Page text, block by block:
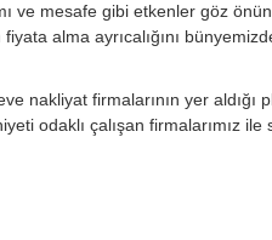
ve mesafe gibi etkenler göz
alma ayrıcalığını
nakliyat firmalarının yer aldığı
odaklı çalışan firmalarımız